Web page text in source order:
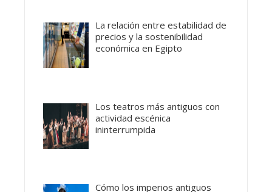
La relación entre estabilidad de
precios y la sostenibilidad
económica en Egipto
Los teatros más antiguos con
actividad escénica
ininterrumpida
Cómo los imperios antiguos